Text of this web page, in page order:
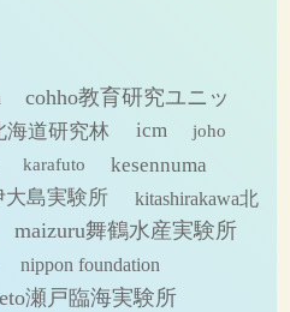
cohho教育研究ユニッ
海道研究林 icm joho
karafuto
kesennuma
大島実験所
kitashirakawa北
maizuru舞鶴水産実験所
nippon foundation
瀬戸臨海実験所